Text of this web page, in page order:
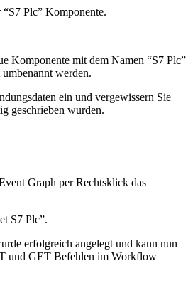
“S7 Plc” Komponente.
Komponente mit dem Namen “S7 Plc”
werden.
ein und vergewissern Sie
geschrieben wurden.
Graph per Rechtsklick das
S7 Plc”.
erfolgreich angelegt und kann nun
und GET Befehlen im Workflow